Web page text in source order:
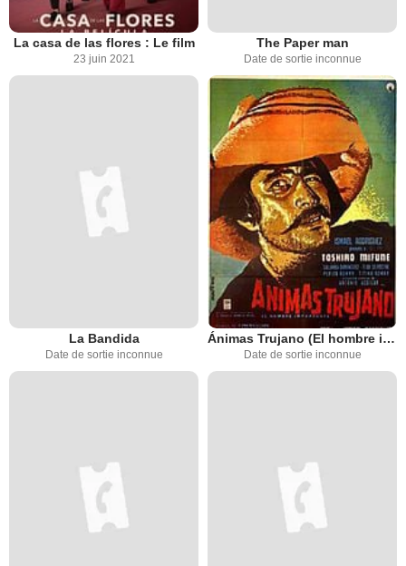
La casa de las flores : Le film
23 juin 2021
The Paper man
Date de sortie inconnue
La Bandida
Date de sortie inconnue
Ánimas Trujano (El hombre importante)
Date de sortie inconnue